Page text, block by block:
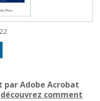
par Adobe Acrobat
découvrez comment